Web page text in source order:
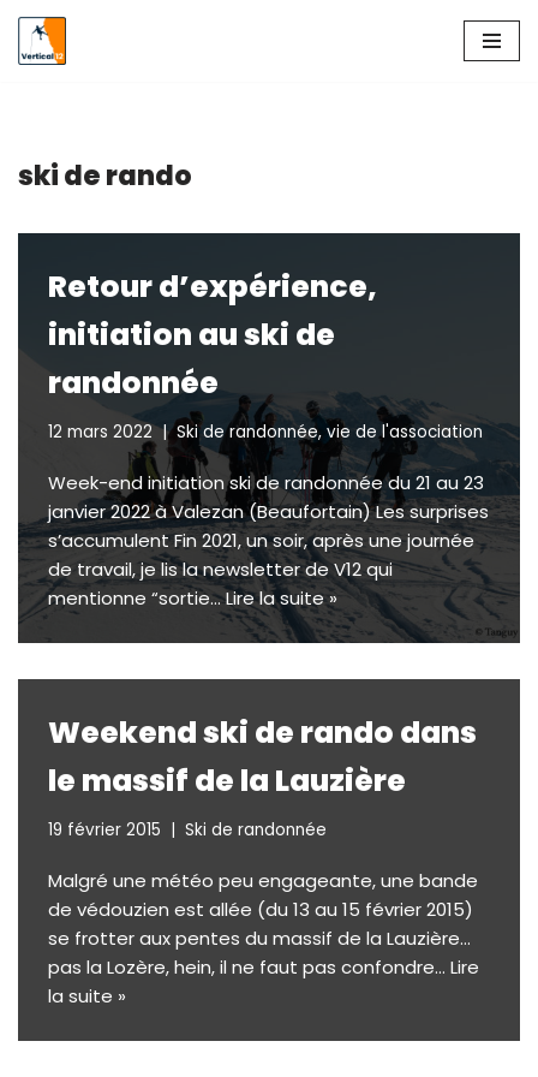
Aller
ski de rando
Retour d’expérience,
initiation au ski de
randonnée
12 mars 2022 Ski de randonnée, vie de l'association
Week-end initiation ski de randonnée du 21 au 23
janvier 2022 à Valezan (Beaufortain) Les surprises
s’accumulent Fin 2021, un soir, après une journée
de travail, je lis la newsletter de V12 qui
mentionne “sortie…Lire la suite »
Weekend ski de rando dans
le massif de la Lauzière
19 février 2015 Ski de randonnée
Malgré une météo peu engageante, une bande
de védouzien est allée (du 13 au 15 février 2015)
se frotter aux pentes du massif de la Lauzière…
pas la Lozère, hein, il ne faut pas confondre… Lire
la suite »